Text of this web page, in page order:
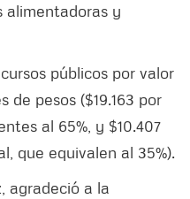
alimentadoras y
públicos por valor
de pesos ($19.163 por
al 65%, y $10.407
que equivalen al 35%).
agradeció a la